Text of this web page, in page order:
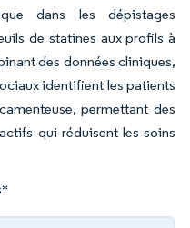
dans les dépistages
de statines aux profils à
des données cliniques,
identifient les patients
permettant des
qui réduisent les soins
*